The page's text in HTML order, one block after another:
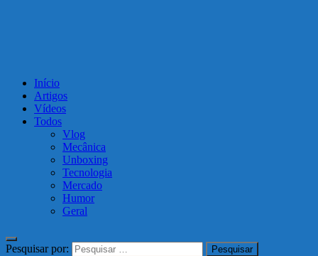
Início
Artigos
Vídeos
Todos
Vlog
Mecânica
Unboxing
Tecnologia
Mercado
Humor
Geral
Pesquisar por: